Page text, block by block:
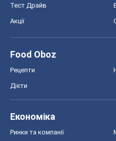
Тест Драйв
Акції
Food Oboz
Рецепти
Дієти
Економіка
Ринки та компанії